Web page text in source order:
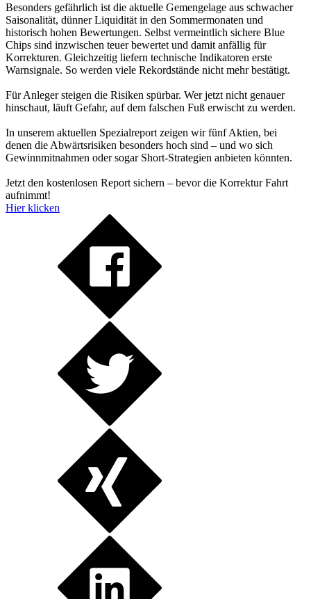
Besonders gefährlich ist die aktuelle Gemengelage aus schwacher
Saisonalität, dünner Liquidität in den Sommermonaten und
historisch hohen Bewertungen. Selbst vermeintlich sichere Blue
Chips sind inzwischen teuer bewertet und damit anfällig für
Korrekturen. Gleichzeitig liefern technische Indikatoren erste
Warnsignale. So werden viele Rekordstände nicht mehr bestätigt.
Für Anleger steigen die Risiken spürbar. Wer jetzt nicht genauer
hinschaut, läuft Gefahr, auf dem falschen Fuß erwischt zu werden.
In unserem aktuellen Spezialreport zeigen wir fünf Aktien, bei
denen die Abwärtsrisiken besonders hoch sind – und wo sich
Gewinnmitnahmen oder sogar Short-Strategien anbieten könnten.
Jetzt den kostenlosen Report sichern – bevor die Korrektur Fahrt
aufnimmt!
Hier klicken